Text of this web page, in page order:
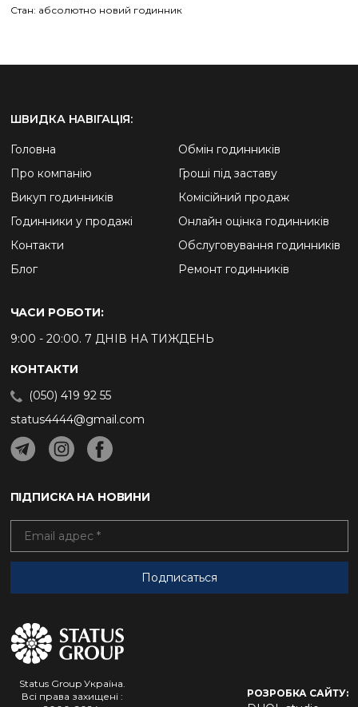
Стан: абсолютно новий годинник
Status Group Україна.
Всі права захищені :
РОЗРОБКА САЙТУ:
ШВИДКА НАВІГАЦІЯ:
Головна
Про компанію
Викуп годинників
Годинники у продажі
Контакти
Блог
Обмін годинників
Гроші під заставу
Комісійний продаж
Онлайн оцінка годинників
Обслуговування годинників
Ремонт годинників
ЧАСИ РОБОТИ:
9:00 - 20:00. 7 ДНІВ НА ТИЖДЕНЬ
КОНТАКТИ
(050) 419 92 55
status4444@gmail.com
ПІДПИСКА НА НОВИНИ